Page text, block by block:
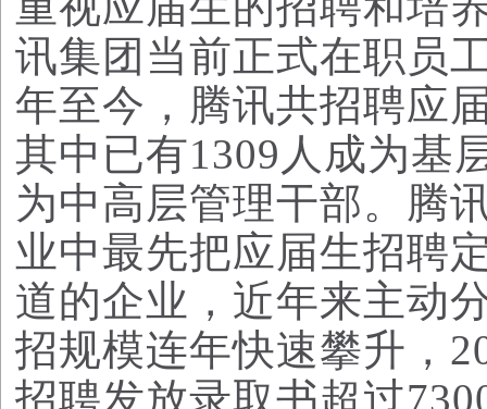
讯集团当前正式在职员
年至今，腾讯共招聘应
其中已有1309人成为基
为中高层管理干部。腾
业中最先把应届生招聘
道的企业，近年来主动
招规模连年快速攀升，
招聘发放录取书超过